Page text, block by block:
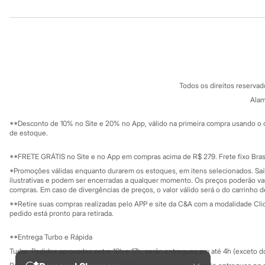
Stitch
Tratamento
Cuidados com o corpo
Protetor solar
Tratamento
Cuidados com o rosto
Esfoliante
Hidratante
Protetor solar
Maquiagens
Mapa do site
Investidores
Privacidade
Configuração de cookies
Minha privacidade
C&A Pay
Sobre o C&A
Governança
Educação
Todos os direitos
**Desconto de 10% no Site e 20% no App, válido na primeira compra usando
de estoque.
**FRETE GRÁTIS no Site e no App em compras acima de R$ 279. Frete fixo
*Promoções válidas enquanto durarem os estoques, em itens selecionados.
ilustrativas e podem ser encerradas a qualquer momento. Os preços poderão
compras. Em caso de divergências de preços, o valor válido será o do carrinho
**Retire suas compras realizadas pelo APP e site da C&A com a modalidade
pedido está pronto para retirada.
**Entrega Turbo e Rápida
Turbo: Pedidos aprovados entre 10h e 17h, serão entregues em até 4h (exceto